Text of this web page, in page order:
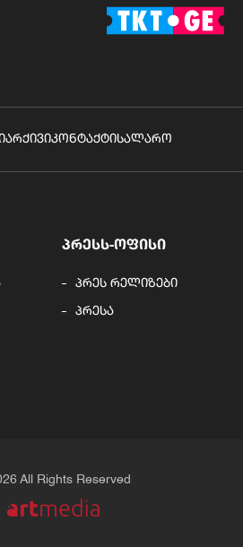
ᲐᲠᲥᲘᲕᲘᲙᲝᲜᲢᲐᲥᲢᲘᲡᲐᲚᲐᲠᲝ
ᲞᲠᲔᲡᲡ-ᲝᲤᲘᲡᲘ
პრეს რელიზები
პრესა
All Rights Reserved